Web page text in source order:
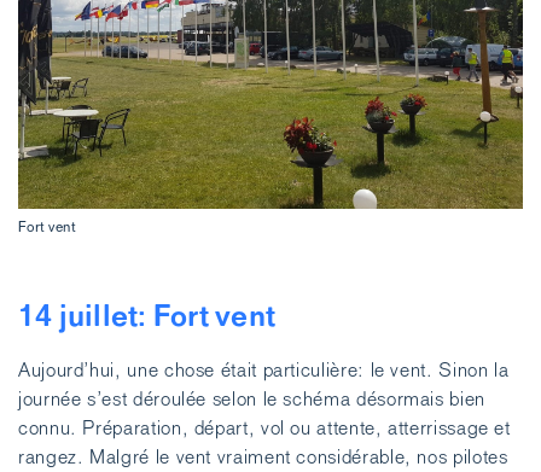
Fort vent
14 juillet: Fort vent
Aujourd’hui, une chose était particulière: le vent. Sinon la
journée s’est déroulée selon le schéma désormais bien
connu. Préparation, départ, vol ou attente, atterrissage et
rangez. Malgré le vent vraiment considérable, nos pilotes